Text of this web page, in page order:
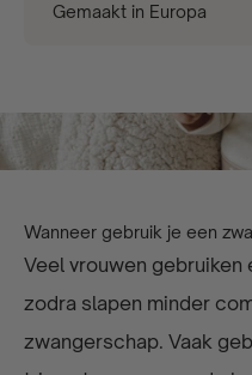
Gemaakt in Europa
Wanneer gebruik je een
Veel vrouwen
zodra slapen minder
zwangerschap. Vaak